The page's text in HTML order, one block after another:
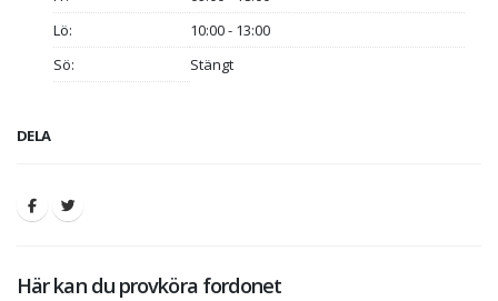
Lö:
10:00 - 13:00
Sö:
Stängt
DELA
Här kan du provköra fordonet